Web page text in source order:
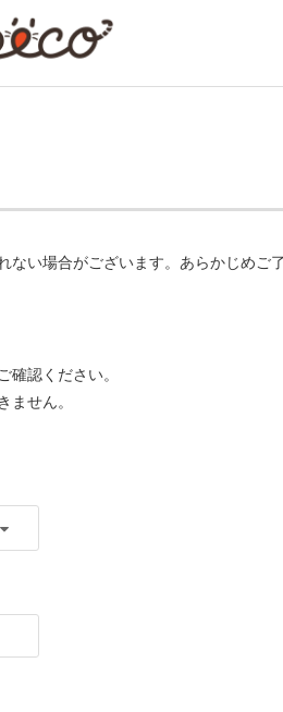
い場合がございます。あらかじめご
認ください。
せん。